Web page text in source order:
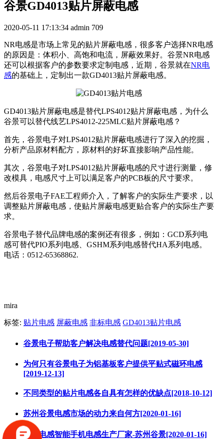
谷景GD4013贴片屏蔽电感
2020-05-11 17:13:34 admin 709
NR电感是市场上常见的贴片屏蔽电感，很多客户选择NR电感
的原因是：体积小、高饱和电流，屏蔽效果好。谷景NR电感
还可以根据客户的参数要求定制电感，近期，谷景就在NR电
感的基础上，定制出一款GD4013贴片屏蔽电感。
GD4013贴片屏蔽电感是替代LPS4012贴片屏蔽电感，为什么
谷景可以替代线艺LPS4012-225MLC贴片屏蔽电感？
首先，谷景电子对LPS4012贴片屏蔽电感进行了深入的挖掘，
分析产品原材料配方，原材料的好坏直接影响产品性能。
其次，谷景电子对LPS4012贴片屏蔽电感的尺寸进行测量，修
改模具，电感尺寸上可以满足客户的PCB板的尺寸要求。
然后谷景电子FAE工程师介入，了解客户的实际生产要求，以
调整贴片屏蔽电感，使贴片屏蔽电感更贴合客户的实际生产要
求。
谷景电子替代品牌电感的案例还有很多，例如：GCD系列电
感可替代PIO系列电感、GSHM系列电感替代HA系列电感。
电话：0512-65368862.
mira
标签: 贴片电感 屏蔽电感 非标电感 GD4013贴片电感
谷景电子帮助客户解决电感替代问题[2019-05-30]
为何只有谷景电子为铝基板客户提供平贴式磁环电感
[2019-12-13]
不同类型的贴片电感各自具有怎样的优缺点[2018-10-12]
苏州谷景电感市场的动力来自何方[2020-01-16]
色环电感智能手机电感生产厂家-苏州谷景[2020-01-16]